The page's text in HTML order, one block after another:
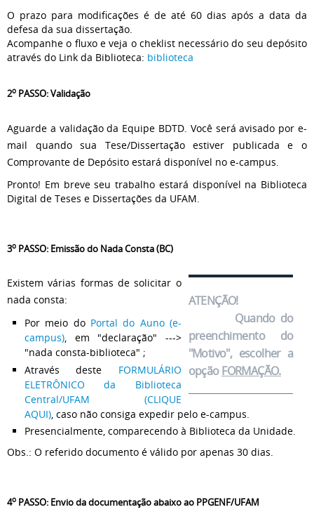
O prazo para modificações é de até 60 dias após a data da
defesa da sua dissertação.
Acompanhe o fluxo e veja o cheklist necessário do seu depósito
através do Link da Biblioteca: biblioteca
2o PASSO: Validação
Aguarde a validação da Equipe BDTD. Você será avisado por e-
mail quando sua Tese/Dissertação estiver publicada e o
Comprovante de Depósito estará disponível no e-campus.
Pronto! Em breve seu trabalho estará disponível na Biblioteca
Digital de Teses e Dissertações da UFAM.
3o PASSO: Emissão do Nada Consta (BC)
ATENÇÃO!
Quando do
preenchimento do
"Motivo", escolher a
opçãoFORMAÇÃO.
Existem várias formas de solicitar o
nada consta:
Por meio do Portal do Auno (e-
campus), em "declaração" --->
"nada consta-biblioteca" ;
Através deste FORMULÁRIO
ELETRÔNICO da Biblioteca
Central/UFAM (CLIQUE
AQUI), caso não consiga expedir pelo e-campus.
Presencialmente, comparecendo à Biblioteca da Unidade.
Obs.: O referido documento é válido por apenas 30 dias.
4o PASSO: Envio da documentação abaixo ao PPGENF/UFAM